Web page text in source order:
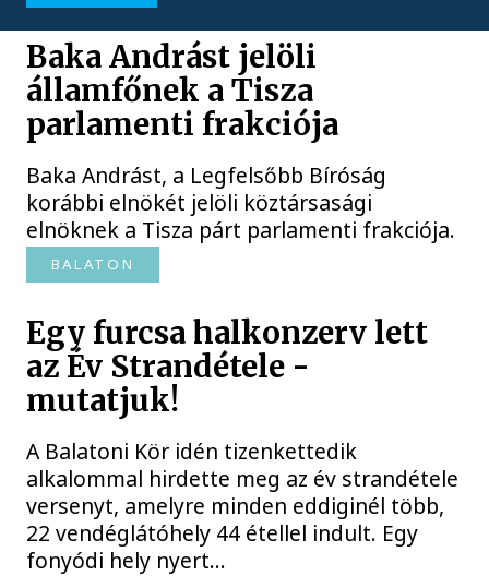
Baka Andrást jelöli
államfőnek a Tisza
parlamenti frakciója
Baka Andrást, a Legfelsőbb Bíróság
korábbi elnökét jelöli köztársasági
elnöknek a Tisza párt parlamenti frakciója.
BALATON
Egy furcsa halkonzerv lett
az Év Strandétele -
mutatjuk!
A Balatoni Kör idén tizenkettedik
alkalommal hirdette meg az év strandétele
versenyt, amelyre minden eddiginél több,
22 vendéglátóhely 44 étellel indult. Egy
fonyódi hely nyert...